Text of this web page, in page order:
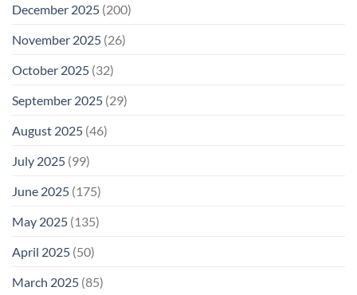
December 2025 (200)
November 2025 (26)
October 2025 (32)
September 2025 (29)
August 2025 (46)
July 2025 (99)
June 2025 (175)
May 2025 (135)
April 2025 (50)
March 2025 (85)